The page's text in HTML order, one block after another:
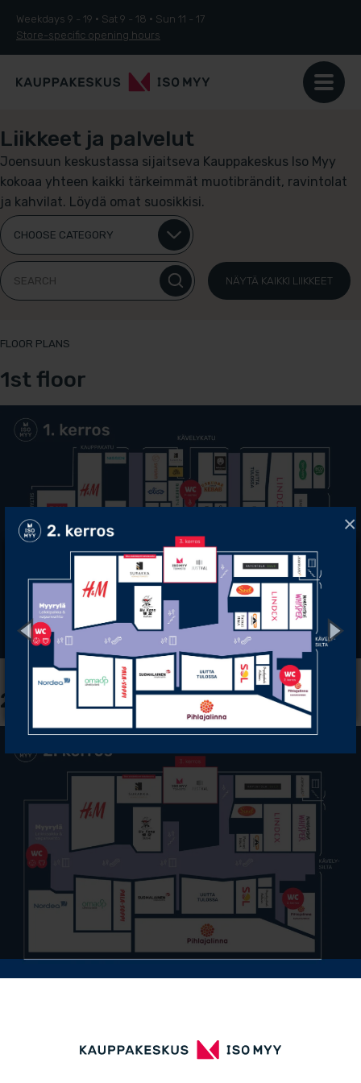
×
Weekdays 9 - 19 · Sat 9 - 18 · Sun 11 - 17
Store-specific opening hours
Liikkeet ja palvelut
Joensuun keskustassa sijaitseva Kauppakeskus Iso Myy
kokoaa yhteen kaikki tärkeimmät muotibrändit, ravintolat
ja kahvilat. Löydä omat suosikkisi.
Search
NÄYTÄ KAIKKI LIIKKEET
FLOOR PLANS
1st floor
2nd floor